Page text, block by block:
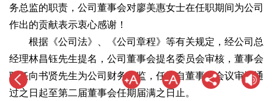
务总监的职责，公司董事会对廖美惠女士在任职期间为公司
作出的贡献表示衷心感谢！
根据《公司法》、《公司章程》等有关规定，经公司总
经理林昌钰先生提名，公司董事会提名委员会审核，董事会
聘任向书贤先生为公司财务总监，任期自董事会会议审议通
过之日起至第二届董事会任期届满之日止。